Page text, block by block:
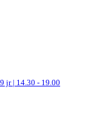
jr | 14.30 - 19.00